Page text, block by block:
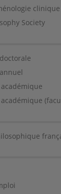
clinique
Society